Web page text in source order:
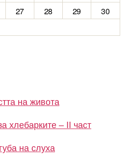
27 28 29
30
на живота
хлебарките – II част
на слуха